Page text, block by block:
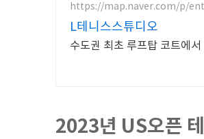
https://map.naver.com/p/
L테니스스튜디오
수도권 최초 루프탑 코트에
2023년 US오픈